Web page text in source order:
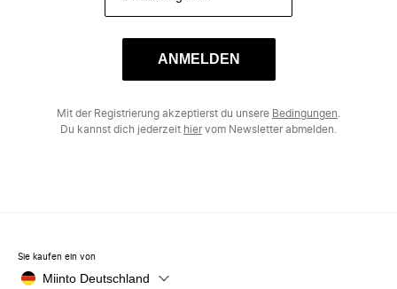
ANMELDEN
Mit der Registrierung akzeptierst du unsere Bedingungen
Du kannst dich jederzeit hiervom Newsletter abmelden.
Sie kaufen ein von
Miinto Deutschland